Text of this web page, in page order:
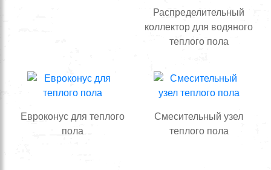
Распределительный
коллектор для водяного
теплого пола
Евроконус для теплого
пола
Смесительный узел
теплого пола